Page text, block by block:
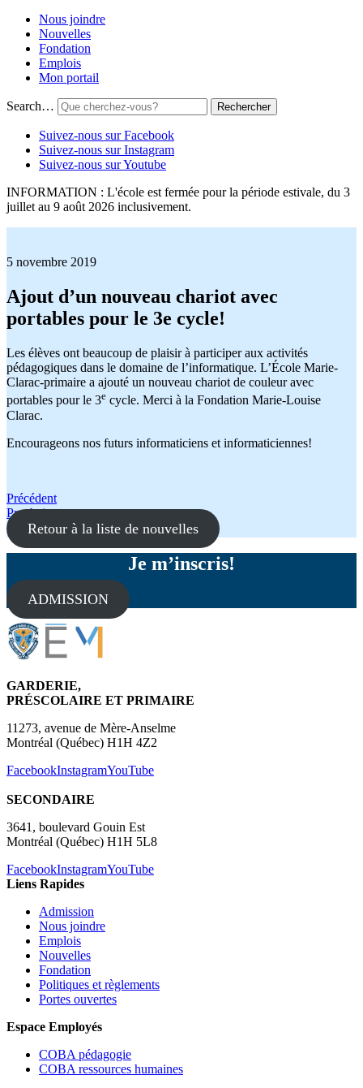
Nous joindre
Nouvelles
Fondation
Emplois
Mon portail
Search…
Suivez-nous sur Facebook
Suivez-nous sur Instagram
Suivez-nous sur Youtube
INFORMATION : L'école est fermée pour la période estivale, du 3
juillet au 9 août 2026 inclusivement.
5 novembre 2019
Ajout d’un nouveau chariot avec
portables pour le 3e cycle!
Les élèves ont beaucoup de plaisir à participer aux activités
pédagogiques dans le domaine de l’informatique. L’École Marie-
Clarac-primaire a ajouté un nouveau chariot de couleur avec
portables pour le 3e cycle. Merci à la Fondation Marie-Louise
Clarac.
Encourageons nos futurs informaticiens et informaticiennes!
Navigation
de
l'article
Précédent
Prochain
Retour à la liste de nouvelles
Je m’inscris!
ADMISSION
GARDERIE,
PRÉSCOLAIRE ET PRIMAIRE
11273, avenue de Mère-Anselme
Montréal (Québec) H1H 4Z2
FacebookInstagramYouTube
SECONDAIRE
3641, boulevard Gouin Est
Montréal (Québec) H1H 5L8
FacebookInstagramYouTube
Liens Rapides
Admission
Nous joindre
Emplois
Nouvelles
Fondation
Politiques et règlements
Portes ouvertes
Espace Employés
COBA pédagogie
COBA ressources humaines